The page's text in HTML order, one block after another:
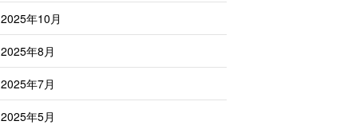
2025年10月
2025年8月
2025年7月
2025年5月